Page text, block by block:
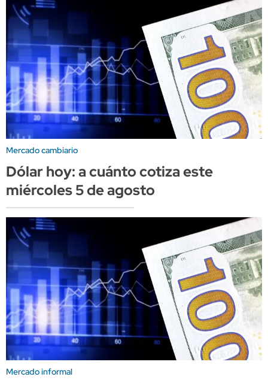
Mercado cambiario
Dólar hoy: a cuánto cotiza este
miércoles 5 de agosto
Mercado informal